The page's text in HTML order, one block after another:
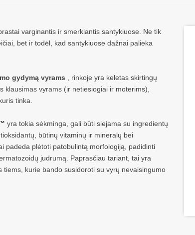
varginantis ir smerkiantis santykiuose. Ne tik
bet ir todėl, kad santykiuose dažnai palieka
gydymą vyrams , rinkoje yra keletas skirtingų
klausimas vyrams (ir netiesiogiai ir moterims),
tinka.
yra tokia sėkminga, gali būti siejama su ingredientų
būtinų vitaminų ir mineralų bei
padeda plėtoti patobulintą morfologiją, padidinti
judrumą. Paprasčiau tariant, tai yra
tiems, kurie bando susidoroti su vyrų nevaisingumo